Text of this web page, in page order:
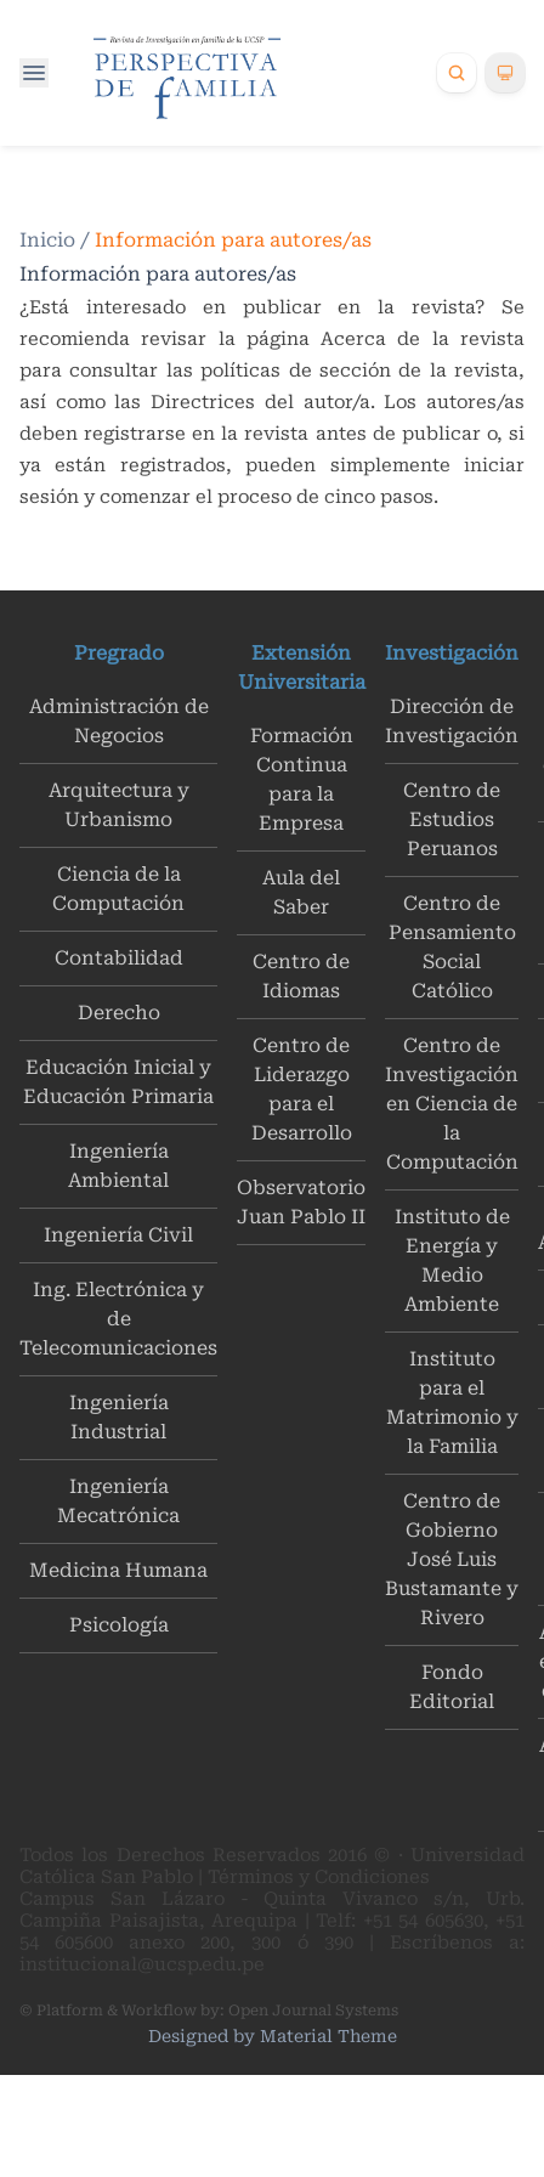
Inicio / Información para autores/as
Información para autores/as
¿Está interesado en publicar en la revista? Se
recomienda revisar la páginaAcerca de la revista
para consultar las políticas de sección de la revista,
así como lasDirectrices del autor/a. Los autores/as
debenregistrarse en la revista antes de publicar o, si
ya están registrados, pueden simplemente iniciar
sesión y comenzar el proceso de cinco pasos.
Pregrado
Administración de
Negocios
Arquitectura y
Urbanismo
Ciencia de la
Computación
Contabilidad
Derecho
Educación Inicial y
Educación Primaria
Ingeniería
Ambiental
Ingeniería Civil
Ing. Electrónica y
de
Telecomunicaciones
Ingeniería
Industrial
Ingeniería
Mecatrónica
Medicina Humana
Psicología
Extensión
Universitaria
Formación
Continua
para la
Empresa
Aula del
Saber
Centro de
Idiomas
Centro de
Liderazgo
para el
Desarrollo
Observatorio
Juan Pablo II
Investigación
Dirección de
Investigación
Centro de
Estudios
Peruanos
Centro de
Pensamiento
Social
Católico
Centro de
Investigación
en Ciencia de
la
Computación
Instituto de
Energía y
Medio
Ambiente
Instituto
para el
Matrimonio y
la Familia
Centro de
Gobierno
José Luis
Bustamante y
Rivero
Fondo
Editorial
© Platform & Workflow by: Open Journal Systems
Designed by Material Theme